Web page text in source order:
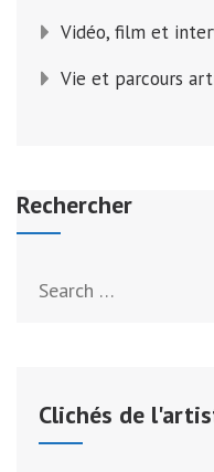
Vidéo, film et
Vie et parcours
Rechercher
Clichés de